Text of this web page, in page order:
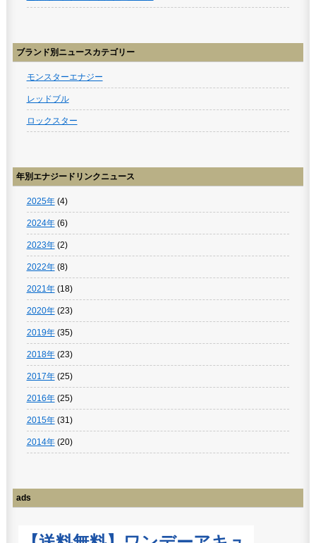
ブランド別ニュースカテゴリー
モンスターエナジー
レッドブル
ロックスター
年別エナジードリンクニュース
2025年(4)
2024年(6)
2023年(2)
2022年(8)
2021年(18)
2020年(23)
2019年(35)
2018年(23)
2017年(25)
2016年(25)
2015年(31)
2014年(20)
ads